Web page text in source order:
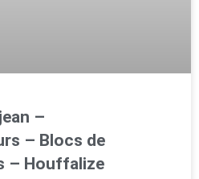
–
– Blocs de
– Houffalize